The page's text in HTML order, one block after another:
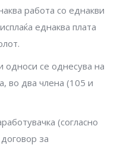
работа со еднакви
еднаква плата
односи се однесува на
два члена (105 и
(согласно
за